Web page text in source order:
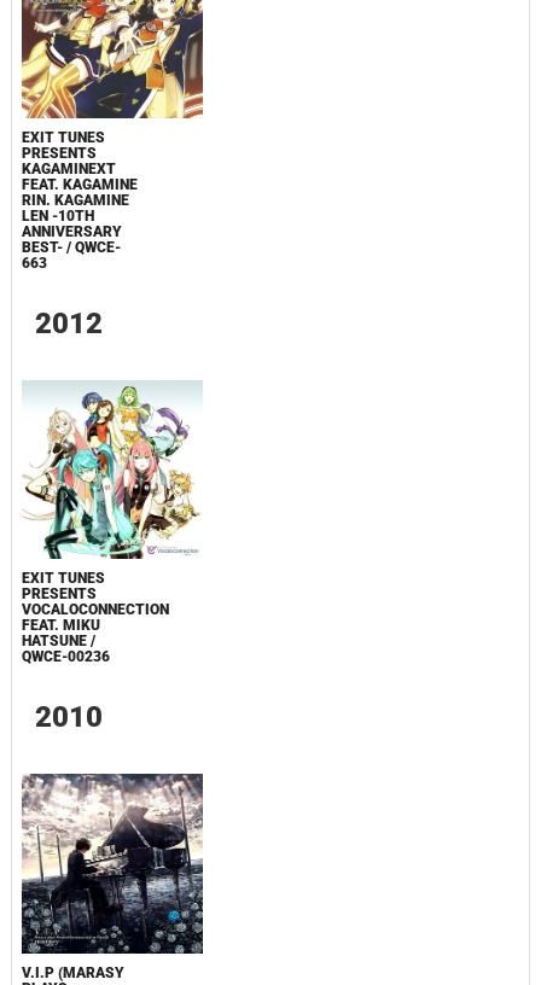
EXIT TUNES
PRESENTS
KAGAMINEXT
FEAT. KAGAMINE
RIN. KAGAMINE
LEN -10TH
ANNIVERSARY
BEST- / QWCE-
663
2012
EXIT TUNES
PRESENTS
VOCALOCONNECTION
FEAT. MIKU
HATSUNE /
QWCE-00236
2010
V.I.P (MARASY